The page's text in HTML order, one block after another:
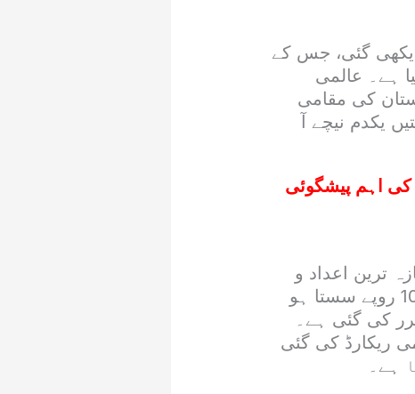
قیمت میں 11 ڈالر کی کمی دیکھی گئی، جس کے
پر آ گیا ہے۔ عالمی
کی مقامی
یکدم نیچے آ
کی اہم پیشگوئی
ترین اعداد و
شمار کے مطابق، مقامی صرافہ مارکیٹ میں فی تولہ سونا 1 ہزار 100 روپے سستا ہو
قیمت 4 لاکھ 39 ہزار 836 روپے مقرر کی گئی ہے۔
روپے کی نمایاں کمی ریکارڈ کی گئی